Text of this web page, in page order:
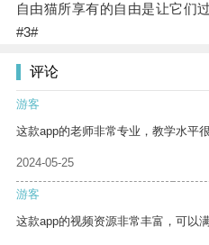
自由猫所享有的自由是让它们
#3#
评论
游客
这款app的老师非常专业，教学水平
2024-05-25
游客
这款app的视频资源非常丰富，可以